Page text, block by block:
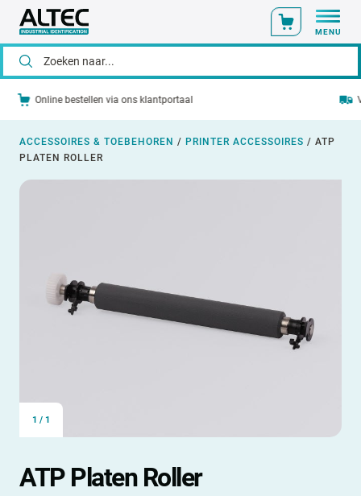
MENU
Voor 14:00 uur besteld? Vandaag verzonden!
ACCESSOIRES & TOEBEHOREN / PRINTER ACCESSOIRES / ATP
PLATEN ROLLER
1 / 1
ATP Platen Roller